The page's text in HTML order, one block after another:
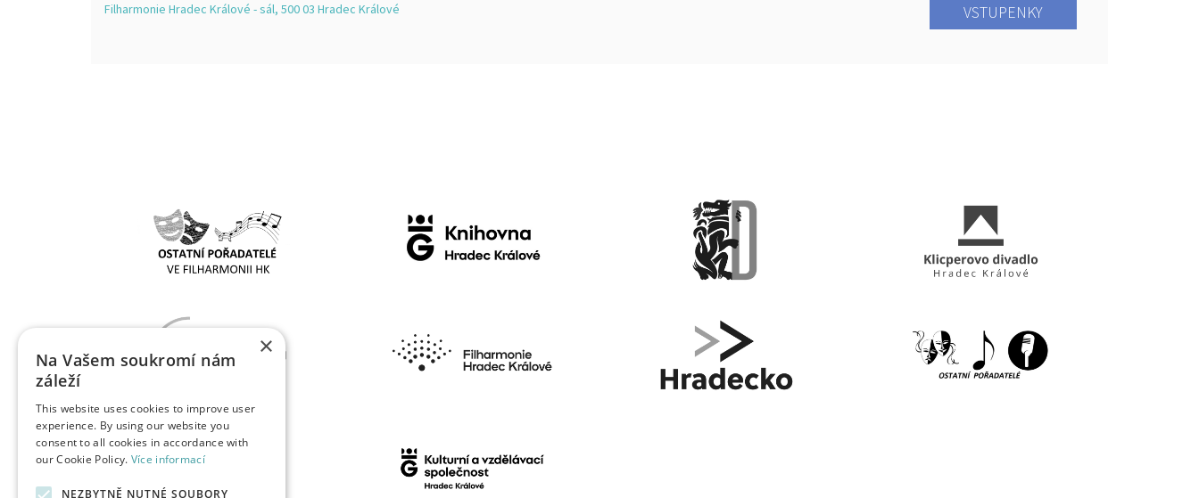
Filharmonie Hradec Králové - sál, 500 03 Hradec Králové VSTUPENKY
×
Na Vašem soukromí nám
záleží
This website uses cookies to improve user
experience. By using our website you
consent to all cookies in accordance with
our Cookie Policy. Více informací
NEZBYTNĚ NUTNÉ SOUBORY